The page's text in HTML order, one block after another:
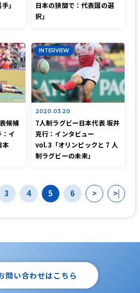
」
日本の狭間で：代表国の選
択」
候補
イ
本
INTERVIEW
2020.03.20
7人制ラグビー日本代表 坂井
克行：インタビュー
vol.3「オリンピックと 7 人
制ラグビーの未来」
3 4 5 6 > >|
問い合わせはこちら